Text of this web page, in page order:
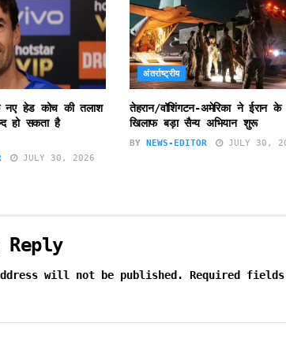
हेड कोच की तलाश
हो सकता है
JULY 30, 2026
अंतर्राष्ट्रीय
तेहरान/वॉशिंगटन-अमेरिका ने ईरान के
खिलाफ बड़ा सैन्य अभियान शुरू
BY NEWS-EDITOR JULY 30,
Reply
will not be published. Required fields